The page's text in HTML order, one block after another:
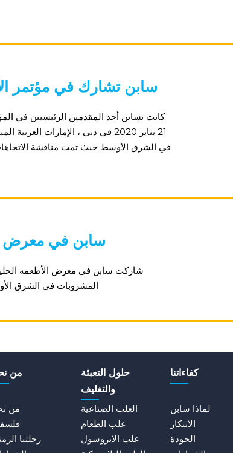
سابن تشارك في مؤتمر
21 يناير 2020 في دبي ،
في الشرق الأوسط حيث تمت مناقشة
2019 سابن في
المشروبات في الشرق الأوسط
من
من
رحلتنا
حلول التعبئة
والتغليف
العلب الصناعية
علب الطعام
علب الايروسول
كفاءاتنا
لماذا سابن
الابتكار
الجودة